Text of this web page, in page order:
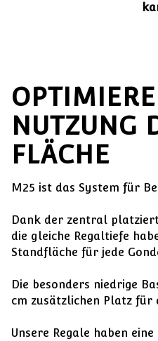
NUTZUNG
FLÄCHE
M25 ist das System für
Dank der zentral
die gleiche Regaltiefe
Standfläche für jede
Die besonders niedrige
cm zusätzlichen Platz für
Unsere Regale haben